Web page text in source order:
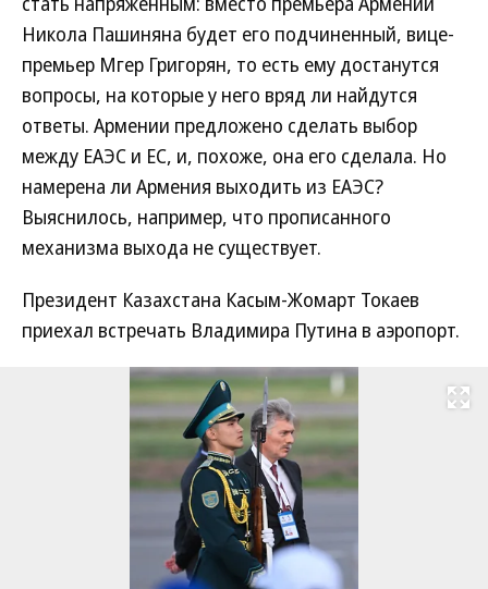
Никола Пашиняна будет его подчиненный, вице-
премьер Мгер Григорян, то есть ему достанутся
вопросы, на которые у него вряд ли найдутся
ответы. Армении предложено сделать выбор
между ЕАЭС и ЕС, и, похоже, она его сделала. Но
намерена ли Армения выходить из ЕАЭС?
Выяснилось, например, что прописанного
механизма выхода не существует.
Президент Казахстана Касым-Жомарт Токаев
приехал встречать Владимира Путина в аэропорт.
Развернуть